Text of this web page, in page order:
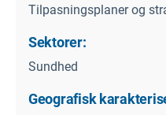
Tilpasningsplaner og
Sektorer:
Sundhed
Geografisk